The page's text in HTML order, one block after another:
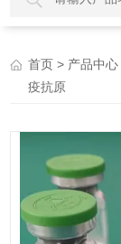
首页 > 产品中心
疫抗原